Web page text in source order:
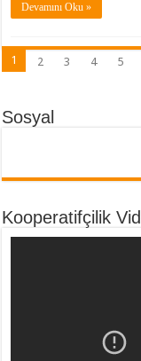
Devamını Oku »
1 2 3 4 5
Sosyal
Kooperatifçilik